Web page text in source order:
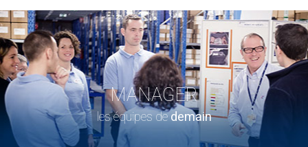
MANAGER
les équipes dedemain